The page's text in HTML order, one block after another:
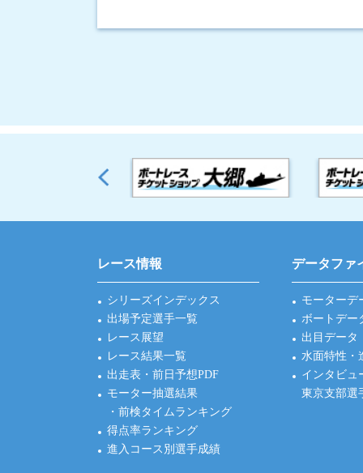
レース情報
シリーズインデックス
出場予定選手一覧
レース展望
レース結果一覧
出走表・前日予想PDF
モーター抽選結果
・前検タイムランキング
得点率ランキング
進入コース別選手成績
データファ
モーターデ
ボートデー
出目データ
水面特性・
インタビュ
東京支部選